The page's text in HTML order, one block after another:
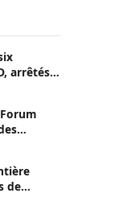
arrêtés à
le
de